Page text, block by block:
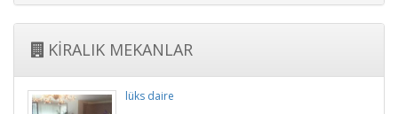
KİRALIK MEKANLAR
lüks daire